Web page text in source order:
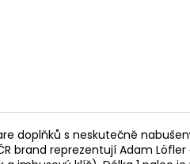
doplňků s neskutečně
brand reprezentují Adam